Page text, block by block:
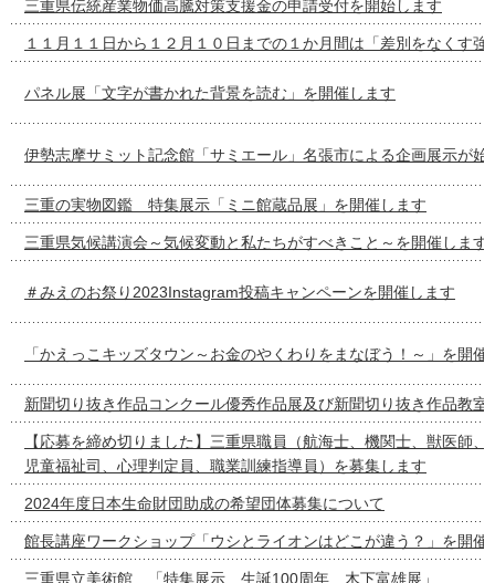
三重県伝統産業物価高騰対策支援金の申請受付を開始します
１１月１１日から１２月１０日までの１か月間は「差別をなくす強
パネル展「文字が書かれた背景を読む」を開催します
伊勢志摩サミット記念館「サミエール」名張市による企画展示が始
三重の実物図鑑 特集展示「ミニ館蔵品展」を開催します
三重県気候講演会～気候変動と私たちがすべきこと～を開催します
＃みえのお祭り2023Instagram投稿キャンペーンを開催します
「かえっこキッズタウン～お金のやくわりをまなぼう！～」を開催
新聞切り抜き作品コンクール優秀作品展及び新聞切り抜き作品教室
【応募を締め切りました】三重県職員（航海士、機関士、獣医師
児童福祉司、心理判定員、職業訓練指導員）を募集します
2024年度日本生命財団助成の希望団体募集について
館長講座ワークショップ「ウシとライオンはどこが違う？」を開催
三重県立美術館 「特集展示 生誕100周年 木下富雄展」